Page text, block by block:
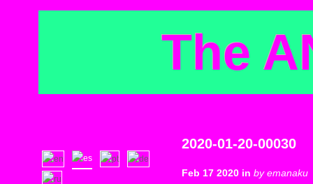
The
2020-01-20-00030
Feb 17 2020 in by emanaku